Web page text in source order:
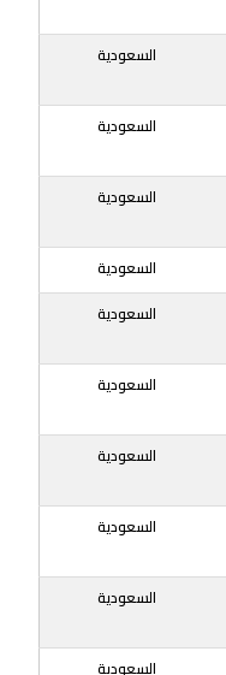
السعودية
السعودية
السعودية
السعودية
السعودية
السعودية
السعودية
السعودية
السعودية
السعودية